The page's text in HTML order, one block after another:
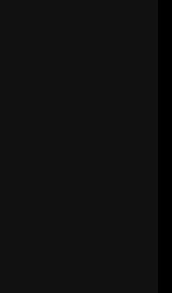
。如有任何疑問，諮詢
往能得到更貼合個人需
方法 幾個簡單的方法，能
定清晰的目標與預算、收
及保留彈性以應對變
選擇時自然更得心應
的情境，對簿記服務的要
己最常遇到的情況與優
避免買了用不上、或選
分付出都用得其所。 如
時，建議從自己的實際需
特點與條件，而非單看
可靠來源、細閱詳情，
案。想進一步了解相關
，當中有更詳細的介
篇文章會從不同角度，
決的實用資訊。 它的重要
好處顯而易見：當你清楚
便更容易避開常見的陷
真正合適的地方，這也是
事前要留意甚麼 在做決定
意。首先，每個人的情
未必適合自己；其次，
鍵。如有任何疑問，諮
往往能得到更貼合個人
的方法 幾個簡單的方法，
定清晰的目標與預算、
以及保留彈性以應對變
選擇時自然更得心應
的情境，對腳腫 解決的
自己最常遇到的情況與